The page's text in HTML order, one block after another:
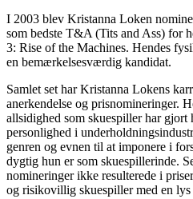
I 2003 blev Kristanna Loken
som bedste T&A (Tits and Ass) for
3: Rise of the Machines. Hendes
en bemærkelsesværdig kandidat.
Samlet set har Kristanna Lokens
anerkendelse og prisnomineringer.
allsidighed som skuespiller har gjort
personlighed i
genren og evnen til at imponere i
dygtig hun er som skuespillerinde.
nomineringer ikke resulterede i
og risikovillig skuespiller med en